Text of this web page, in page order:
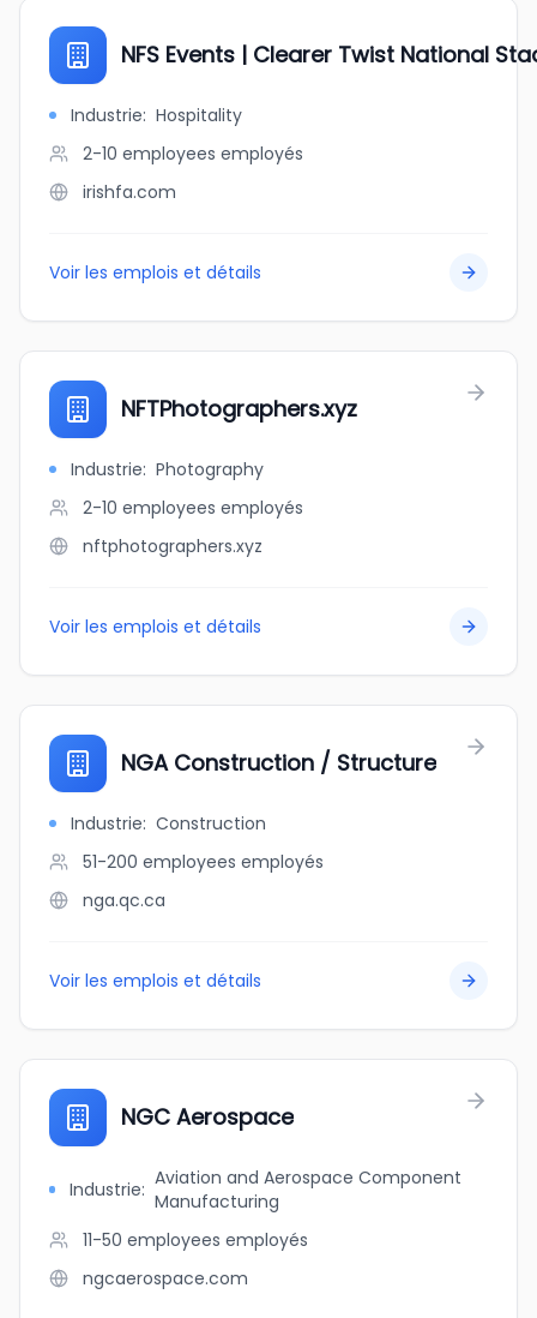
NFS Events | Clearer Twist National
Industrie: Hospitality
2-10 employees employés
irishfa.com
Voir les emplois et détails
NFTPhotographers.xyz
Industrie: Photography
2-10 employees employés
nftphotographers.xyz
Voir les emplois et détails
NGA Construction / Structure
Industrie: Construction
51-200 employees employés
nga.qc.ca
Voir les emplois et détails
NGC Aerospace
Industrie: Aviation and Aerospace Component
Manufacturing
11-50 employees employés
ngcaerospace.com